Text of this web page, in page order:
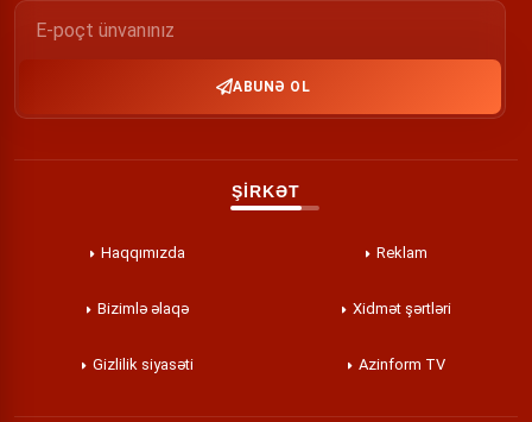
ABUNƏ OL
ŞİRKƏT
Haqqımızda Reklam
Bizimlə əlaqə Xidmət şərtləri
Gizlilik siyasəti Azinform TV